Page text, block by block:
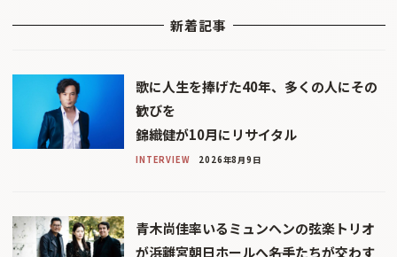
新着記事
歌に人生を捧げた40年、多くの人にその
歓びを
錦織健が10月にリサイタル
INTERVIEW 2026年8月9日
青木尚佳率いるミュンヘンの弦楽トリオ
が浜離宮朝日ホールへ――名手たちが交わす